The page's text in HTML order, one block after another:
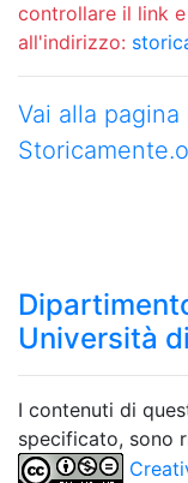
controllare il link
all'indirizzo:
Vai alla
Università
I contenuti di
specificato, sono